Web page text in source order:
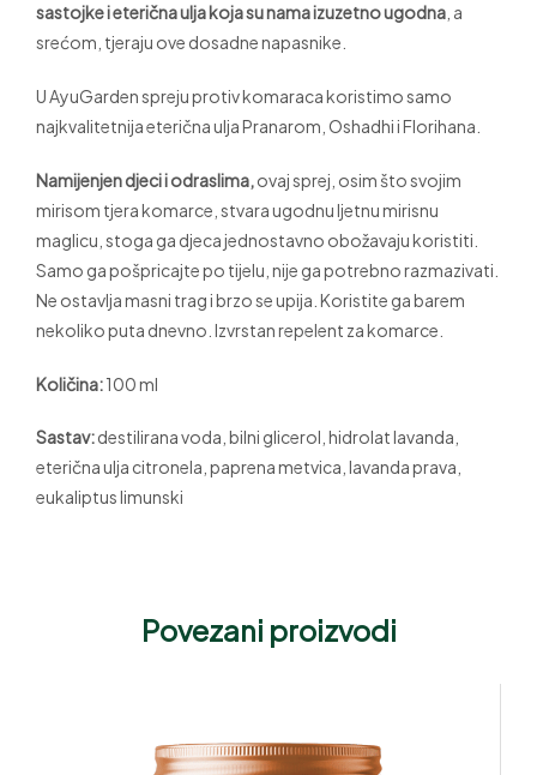
sastojke i eterična ulja koja su nama izuzetno ugodna , a
srećom, tjeraju ove dosadne napasnike.
U AyuGarden spreju protiv komaraca koristimo samo
najkvalitetnija eterična ulja Pranarom, Oshadhi i Florihana.
Namijenjen djeci i odraslima,ovaj sprej, osim što svojim
mirisom tjera komarce, stvara ugodnu ljetnu mirisnu
maglicu, stoga ga djeca jednostavno obožavaju koristiti.
Samo ga pošpricajte po tijelu, nije ga potrebno razmazivati.
Ne ostavlja masni trag i brzo se upija. Koristite ga barem
nekoliko puta dnevno. Izvrstan repelent za komarce.
Količina:100 ml
Sastav:destilirana voda, bilni glicerol, hidrolat lavanda,
eterična ulja citronela, paprena metvica, lavanda prava,
eukaliptus limunski
Povezani proizvodi